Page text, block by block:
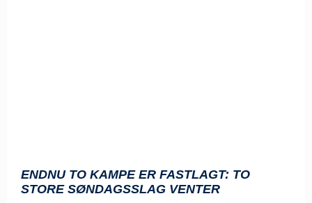
ENDNU TO KAMPE ER FASTLAGT: TO
STORE SØNDAGSSLAG VENTER